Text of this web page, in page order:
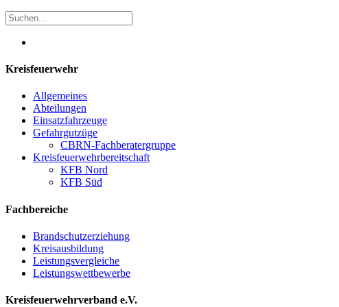
Kreisfeuerwehr
Allgemeines
Abteilungen
Einsatzfahrzeuge
Gefahrgutzüge
CBRN-Fachberatergruppe
Kreisfeuerwehrbereitschaft
KFB Nord
KFB Süd
Fachbereiche
Brandschutzerziehung
Kreisausbildung
Leistungsvergleiche
Leistungswettbewerbe
Kreisfeuerwehrverband e.V.